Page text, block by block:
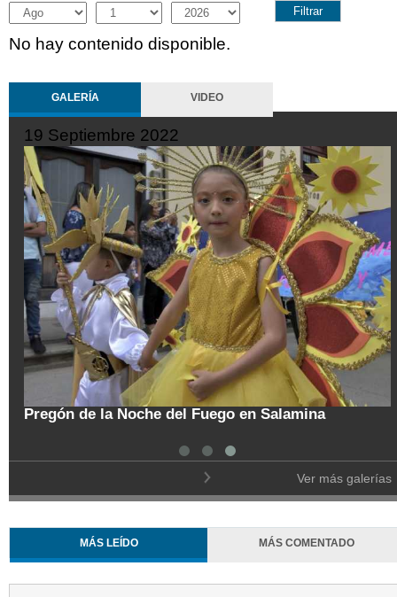
Month
Day Year
No hay contenido disponible.
GALERÍA VIDEO
19 Septiembre 2022
Pregón de la Noche del Fuego en Salamina
Ver más galerías
MÁS LEÍDO MÁS COMENTADO